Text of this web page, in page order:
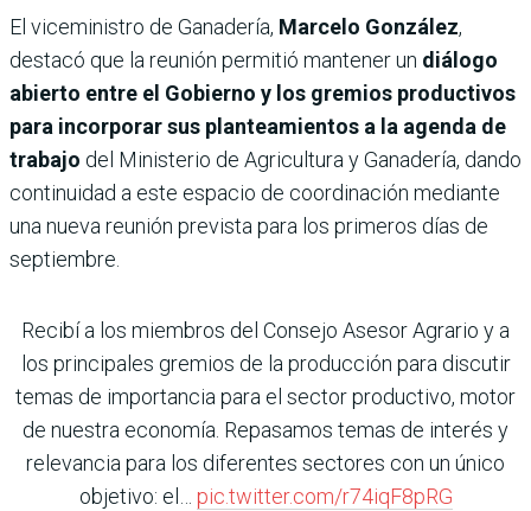
El viceministro de Ganadería, Marcelo González,
destacó que la reunión permitió mantener un diálogo
abierto entre el Gobierno y los gremios productivos
para incorporar sus planteamientos a la agenda de
trabajo del Ministerio de Agricultura y Ganadería, dando
continuidad a este espacio de coordinación mediante
una nueva reunión prevista para los primeros días de
septiembre.
Recibí a los miembros del Consejo Asesor Agrario y a
los principales gremios de la producción para discutir
temas de importancia para el sector productivo, motor
de nuestra economía. Repasamos temas de interés y
relevancia para los diferentes sectores con un único
objetivo: el… pic.twitter.com/r74iqF8pRG